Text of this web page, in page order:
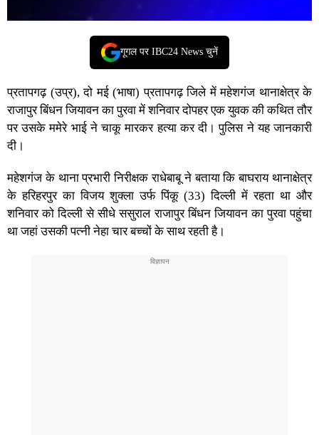
गूगल पर IBC24 News चुनें
प्रतापगढ़ (उप्र), दो मई (भाषा) प्रतापगढ़ जिले में महेशगंज थानाक्षेत्र के
राजापुर बिंधन जियावन का पुरवा में शनिवार दोपहर एक युवक की कथित तौर
पर उसके ममेरे भाई ने चाकू मारकर हत्या कर दी। पुलिस ने यह जानकारी
दी।
महेशगंज के थाना प्रभारी निरीक्षक राधेबाबू ने बताया कि बाघराय थानाक्षेत्र
के हरिहरपुर का विजय शुक्ला उर्फ पिंकू (33) दिल्ली में रहता था और
शनिवार को दिल्ली से सीधे ससुराल राजापुर बिंधन जियावन का पुरवा पहुंचा
था जहां उसकी पत्नी नेहा चार बच्चों के साथ रहती है।